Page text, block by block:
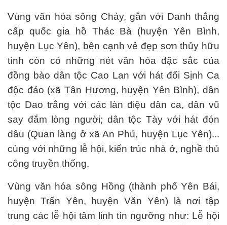
Vùng văn hóa sông Chảy, gắn với Danh thắng
cấp quốc gia hồ Thác Bà (huyện Yên Bình,
huyện Lục Yên), bên cạnh vẻ đẹp sơn thủy hữu
tình còn có những nét văn hóa đặc sắc của
đồng bào dân tộc Cao Lan với hát đối Sịnh Ca
độc đáo (xã Tân Hương, huyện Yên Bình), dân
tộc Dao trắng với các làn điệu dân ca, dân vũ
say đắm lòng người; dân tộc Tày với hát đón
dâu (Quan làng ở xã An Phú, huyện Lục Yên)...
cùng với những lễ hội, kiến trúc nhà ở, nghề thủ
công truyền thống.
Vùng văn hóa sông Hồng (thành phố Yên Bái,
huyện Trấn Yên, huyện Văn Yên) là nơi tập
trung các lễ hội tâm linh tín ngưỡng như: Lễ hội